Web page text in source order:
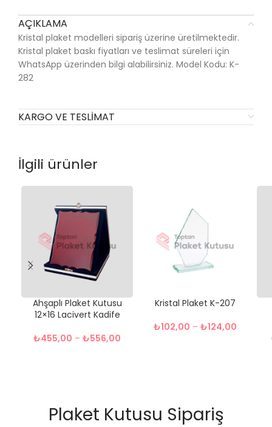
AÇIKLAMA
Kristal plaket modelleri sipariş üzerine üretilmektedir.
Kristal plaket baskı fiyatları ve teslimat süreleri için
WhatsApp üzerinden bilgi alabilirsiniz. Model Kodu: K-
282
KARGO VE TESLIMAT
İlgili ürünler
Ahşaplı Plaket Kutusu
12×16 Lacivert Kadife
₺455,00 – ₺556,00
Kristal Plaket K-207
₺102,00 – ₺124,00
Plaket Kutusu Sipariş